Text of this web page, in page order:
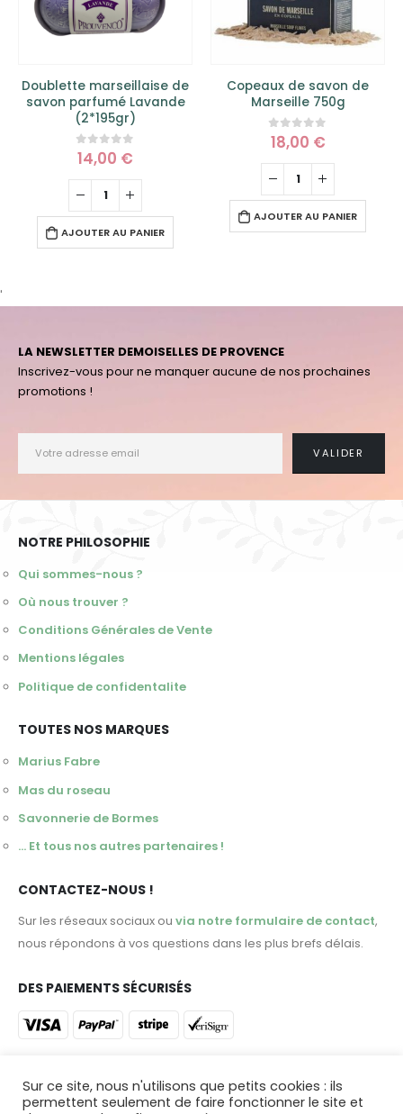
Doublette marseillaise de
savon parfumé Lavande
(2*195gr)
0 sur 5
14,00 €
AJOUTER AU PANIER
Copeaux de savon de
Marseille 750g
0sur 5
18,00 €
AJOUTER AU PANIER
'
LA NEWSLETTER DEMOISELLES DE PROVENCE
Inscrivez-vous pour ne manquer aucune de nos prochaines
promotions !
NOTRE PHILOSOPHIE
Qui sommes-nous ?
Où nous trouver ?
Conditions Générales de Vente
Mentions légales
Politique de confidentalite
TOUTES NOS MARQUES
Marius Fabre
Mas du roseau
Savonnerie de Bormes
... Et tous nos autres partenaires !
CONTACTEZ-NOUS !
Sur les réseaux sociaux ou via notre formulaire de contact,
nous répondons à vos questions dans les plus brefs délais.
DES PAIEMENTS SÉCURISÉS
Profitez d'une livraison en 48 heures ou venez retirer votre
Sur ce site, nous n'utilisons que petits cookies : ils
permettent seulement de faire fonctionner le site et